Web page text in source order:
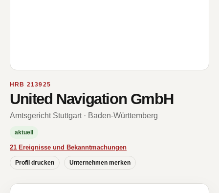
HRB 213925
United Navigation GmbH
Amtsgericht Stuttgart · Baden-Württemberg
aktuell
21 Ereignisse und Bekanntmachungen
Profil drucken Unternehmen merken